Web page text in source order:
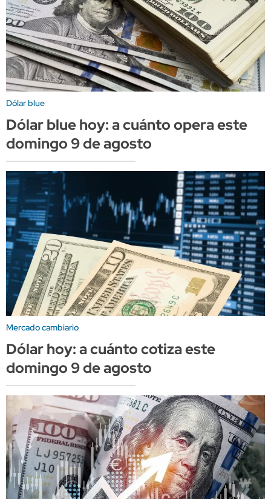
Dólar blue
Dólar blue hoy: a cuánto opera este
domingo 9 de agosto
Mercado cambiario
Dólar hoy: a cuánto cotiza este
domingo 9 de agosto